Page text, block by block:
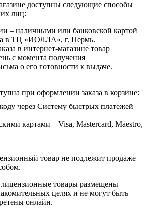
доступны следующие способы
лиц:
– наличными или банковской картой
в ТЦ «ИОЛЛА», г. Пермь.
в интернет-магазине товар
с момента получения
о его готовности к выдаче.
при оформлении заказа в корзине:
через Систему быстрых платежей
картами – Visa, Mastercard, Maestro,
товар не подлежит продаже
товары размещены
целях и не могут быть
онлайн.